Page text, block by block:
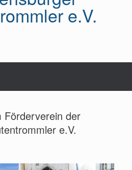
e.V.
Förderverein der
e.V.